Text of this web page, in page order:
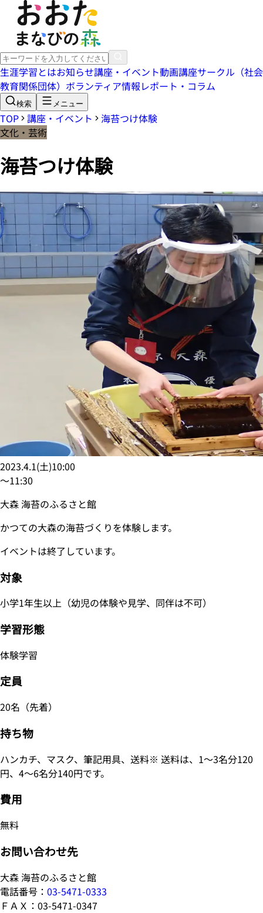
生涯学習とはお知らせ講座・イベント動画講座サークル（社会
教育関係団体） ボランティア情報レポート・コラム
検索 メニュー
TOP 講座・イベント
海苔つけ体験
文化・芸術
海苔つけ体験
2023.4.1(土)10:00
〜11:30
大森 海苔のふるさと館
かつての大森の海苔づくりを体験します。
イベントは終了しています。
対象
小学1年生以上（幼児の体験や見学、同伴は不可）
学習形態
体験学習
定員
20名（先着）
持ち物
ハンカチ、マスク、筆記用具、送料※ 送料は、1～3名分120
円、4～6名分140円です。
費用
無料
お問い合わせ先
大森 海苔のふるさと館
電話番号： 03-5471-0333
ＦＡＸ：03-5471-0347